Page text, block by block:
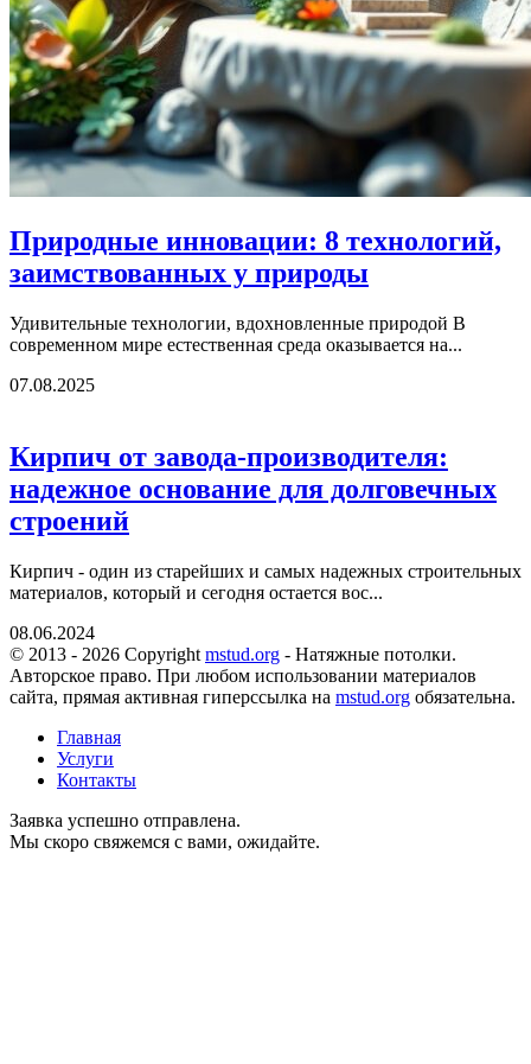
Природные инновации: 8 технологий,
заимствованных у природы
Удивительные технологии, вдохновленные природой В
современном мире естественная среда оказывается на...
07.08.2025
Кирпич от завода-производителя:
надежное основание для долговечных
строений
Кирпич - один из старейших и самых надежных строительных
материалов, который и сегодня остается вос...
08.06.2024
© 2013 - 2026 Copyright mstud.org - Натяжные потолки.
Авторское право. При любом использовании материалов
сайта, прямая активная гиперссылка на mstud.org обязательна.
Главная
Услуги
Контакты
Заявка успешно отправлена.
Мы скоро свяжемся с вами, ожидайте.